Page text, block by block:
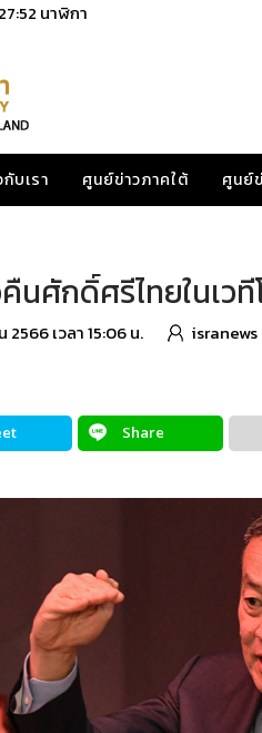
นาฬิกา
กับเรา ศูนย์ข่าวภาคใต้ ศูนย์
นศักดิ์ศรีไทยในเว
เวลา 15:06 น. isranews
Share